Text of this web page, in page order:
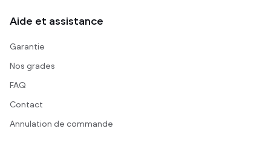
Aide et assistance
Garantie
Nos grades
FAQ
Contact
Annulation de commande